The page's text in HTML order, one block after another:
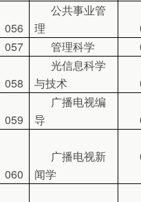
056
公共事业管
理
057 管理科学
058
光信息科学
与技术
059
广播电视编
导
060
广播电视新
闻学